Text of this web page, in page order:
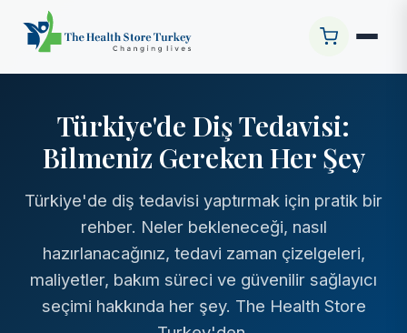
Türkiye'de Diş Tedavisi:
Bilmeniz Gereken Her Şey
Türkiye'de diş tedavisi yaptırmak için pratik bir
rehber. Neler bekleneceği, nasıl
hazırlanacağınız, tedavi zaman çizelgeleri,
maliyetler, bakım süreci ve güvenilir sağlayıcı
seçimi hakkında her şey. The Health Store